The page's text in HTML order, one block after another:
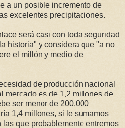
a un posible incremento de
excelentes precipitaciones.
será casi con toda seguridad
historia" y considera que "a no
el millón y medio de
de producción nacional
mercado es de 1,2 millones de
ser menor de 200.000
1,4 millones, si le sumamos
las que probablemente entremos